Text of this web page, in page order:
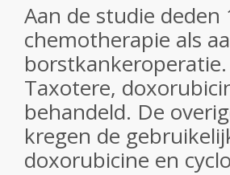
Aan de studie
chemotherapie als
Taxotere,
behandeld. De
kregen de
doxorubicine en